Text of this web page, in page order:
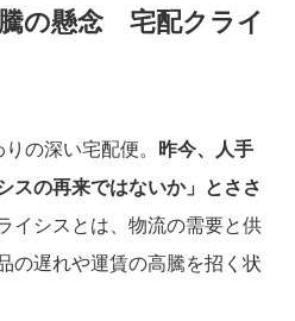
の懸念 宅配クライ
の深い宅配便。 昨今、人手
スの再来ではないか」とささ
イシスとは、物流の需要と供
の遅れや運賃の高騰を招く状